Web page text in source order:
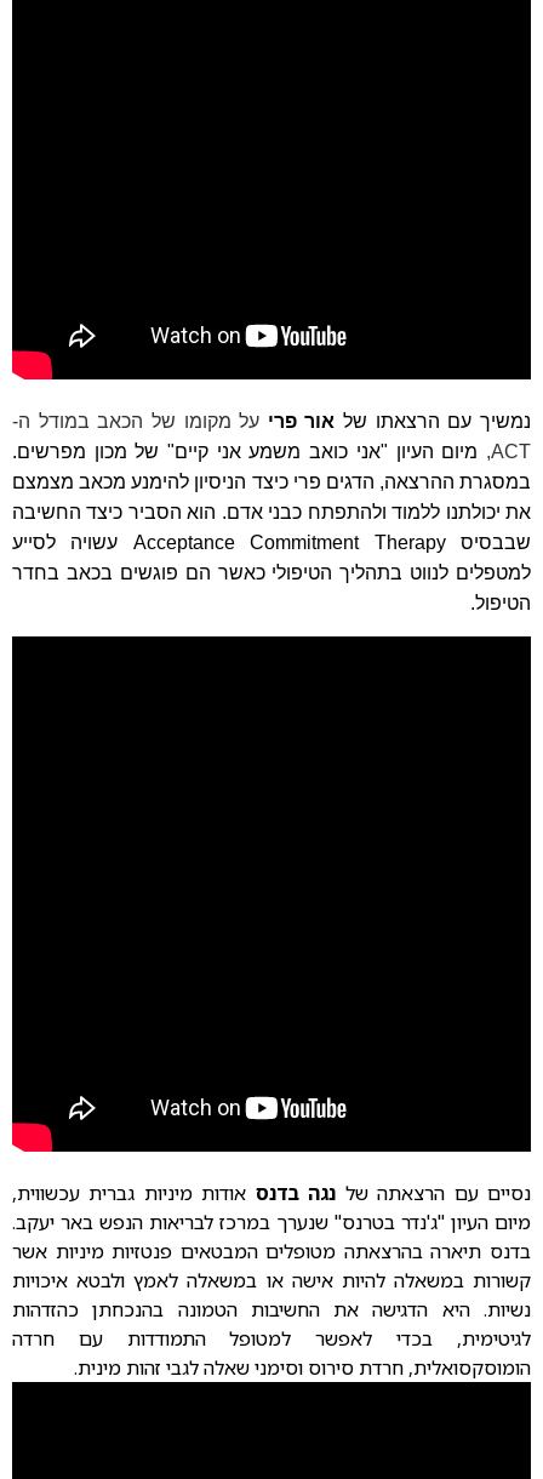
נמשיך עם הרצאתו של אור פרי על מקומו של הכאב במודל ה-
ACT
, מיום העיון "אני כואב משמע אני קיים" של מכון מפרשים.
במסגרת ההרצאה, הדגים פרי כיצד הניסיון להימנע מכאב מצמצם
את יכולתנו ללמוד ולהתפתח כבני אדם. הוא הסביר כיצד החשיבה
שבבסיסAcceptance Commitment Therapy עשויה לסייע
למטפלים לנווט בתהליך הטיפולי כאשר הם פוגשים בכאב בחדר
הטיפול.
נסיים עם הרצאתה של נגה בדנס אודות מיניות גברית עכשווית,
מיום העיון "ג'נדר בטרנס" שנערך במרכז לבריאות הנפש באר יעקב.
בדנס תיארה בהרצאתה מטופלים המבטאים פנטזיות מיניות אשר
קשורות במשאלה להיות אישה או במשאלה לאמץ ולבטא איכויות
נשיות. היא הדגישה את החשיבות הטמונה בהנכחתן כהזדהות
לגיטימית, בכדי לאפשר למטופל התמודדות עם חרדה
הומוסקסואלית, חרדת סירוס וסימני שאלה לגבי זהות מינית.